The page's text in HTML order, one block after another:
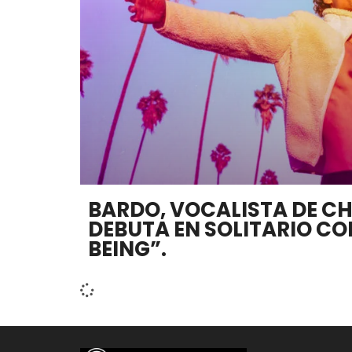
BARDO, VOCALISTA DE
DEBUTA EN SOLITARIO
BEING”.